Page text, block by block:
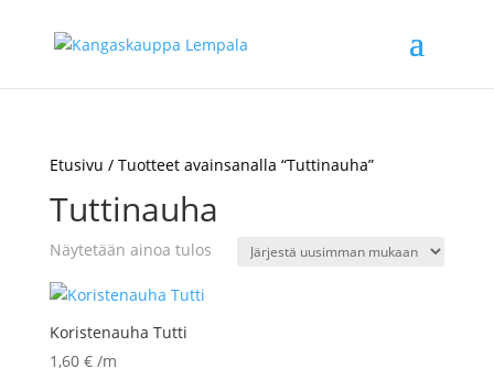
Etusivu / Tuotteet avainsanalla “Tuttinauha”
Tuttinauha
Näytetään ainoa tulos
Koristenauha Tutti
1,60 €/m